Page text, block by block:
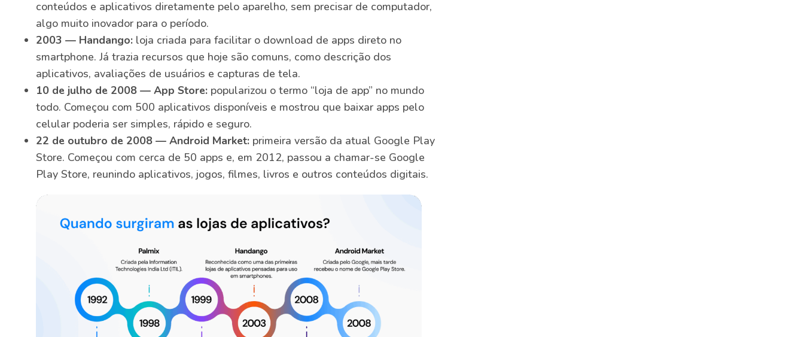
conteúdos e aplicativos diretamente pelo aparelho, sem precisar de computador,
algo muito inovador para o período.
2003 — Handango: loja criada para facilitar o download de apps direto no
smartphone. Já trazia recursos que hoje são comuns, como descrição dos
aplicativos, avaliações de usuários e capturas de tela.
10 de julho de 2008 — App Store: popularizou o termo “loja de app” no mundo
todo. Começou com 500 aplicativos disponíveis e mostrou que baixar apps pelo
celular poderia ser simples, rápido e seguro.
22 de outubro de 2008 — Android Market: primeira versão da atual Google Play
Store. Começou com cerca de 50 apps e, em 2012, passou a chamar-se Google
Play Store, reunindo aplicativos, jogos, filmes, livros e outros conteúdos digitais.